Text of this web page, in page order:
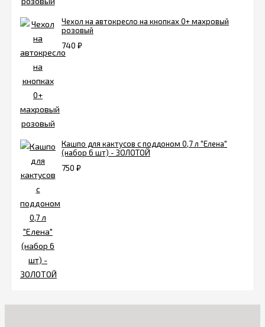
Чехол на автокресло на кнопках 0+ махровый
розовый
740 ₽
Кашпо для кактусов с поддоном 0,7 л "Елена"
(набор 6 шт) - ЗОЛОТОЙ
750 ₽